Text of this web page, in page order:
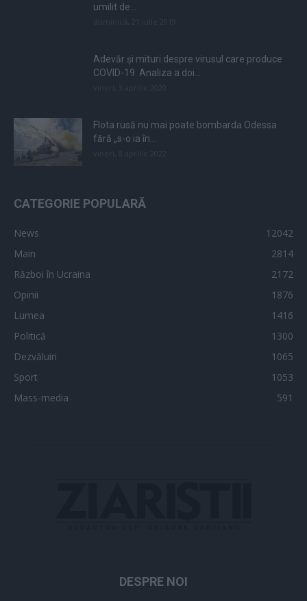
umilit de...
Adevăr și mituri despre virusul care produce
COVID-19. Analiza a doi...
Flota rusă nu mai poate bombarda Odessa
fără „s-o ia în...
CATEGORIE POPULARĂ
News
12042
Main
2814
Război în Ucraina
2172
Opinii
1876
Lumea
1416
Politică
1300
Dezvăluiri
1065
Sport
1053
Mass-media
591
DESPRE NOI